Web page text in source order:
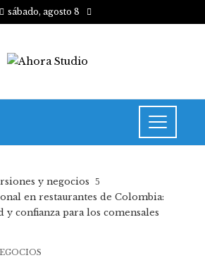
sábado, agosto 8
y negocios
en restaurantes de Colombia:
y confianza para los comensales